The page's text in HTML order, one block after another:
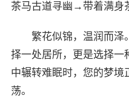
茶马古道寻幽→带着满身
繁花似锦，温润而泽
择一处居所，更是选择
中辗转难眠时，您的梦境
荡。